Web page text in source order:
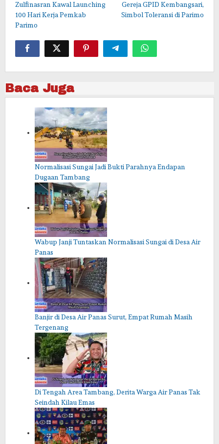
Zulfinasran Kawal Launching
100 Hari Kerja Pemkab
Parimo
Gereja GPID Kembangsari,
Simbol Toleransi di Parimo
Baca Juga
Normalisasi Sungai Jadi Bukti Parahnya Endapan
Dugaan Tambang
Wabup Janji Tuntaskan Normalisasi Sungai di Desa Air
Panas
Banjir di Desa Air Panas Surut, Empat Rumah Masih
Tergenang
Di Tengah Area Tambang, Derita Warga Air Panas Tak
Seindah Kilau Emas